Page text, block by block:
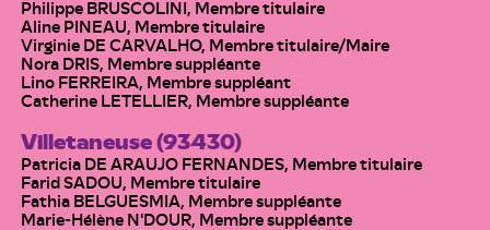
Philippe BRUSCOLINI, Membre titulaire
Aline PINEAU, Membre titulaire
Virginie DE CARVALHO, Membre titulaire/Maire
Nora DRIS, Membre suppléante
Lino FERREIRA, Membre suppléant
Catherine LETELLIER, Membre suppléante
Villetaneuse (93430)
Patricia DE ARAUJO FERNANDES, Membre titulaire
Farid SADOU, Membre titulaire
Fathia BELGUESMIA, Membre suppléante
Marie-Hélène N'DOUR, Membre suppléante